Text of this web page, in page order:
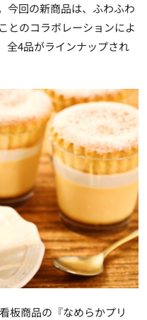
回の新商品は、 ふわふわ
とのコラボレーションによ
全4品がラインナップされ
板商品の『なめらかプリ